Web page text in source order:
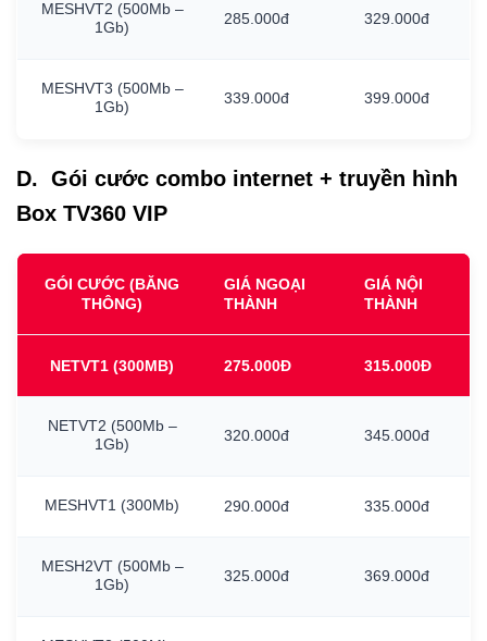
MESHVT2 (500Mb –
1Gb)
285.000đ 329.000đ
MESHVT3 (500Mb –
1Gb)
339.000đ 399.000đ
D. Gói cước combo internet + truyền hình
Box TV360 VIP
GÓI CƯỚC (BĂNG
THÔNG)
GIÁ NGOẠI
THÀNH
GIÁ NỘI
THÀNH
NETVT1 (300MB) 275.000Đ 315.000Đ
NETVT2 (500Mb –
1Gb)
320.000đ 345.000đ
MESHVT1 (300Mb) 290.000đ 335.000đ
MESH2VT (500Mb –
1Gb)
325.000đ 369.000đ